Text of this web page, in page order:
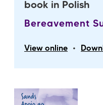
book in Polish
Bereavement
View online •